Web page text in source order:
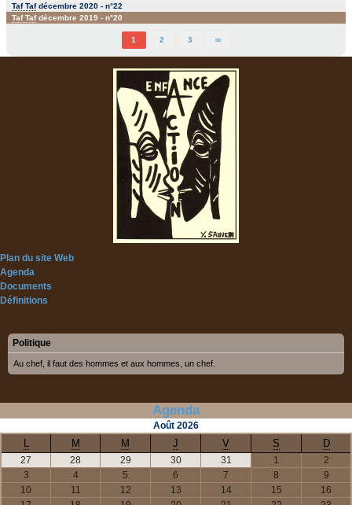
Taf Tafdécembre 2020 - n°22
Taf Tafdécembre 2019 - n°20
1 2 3 ∞
Plan du site Web
Agenda
Documents
Définitions
Politique
Au chef, il faut des hommes et aux hommes, un chef.
Agenda
Août 2026
L M M J V S D
27 28 29 30 31 1
2
3
4 5 6 7 8
9
10
11 12 13 14 15
16